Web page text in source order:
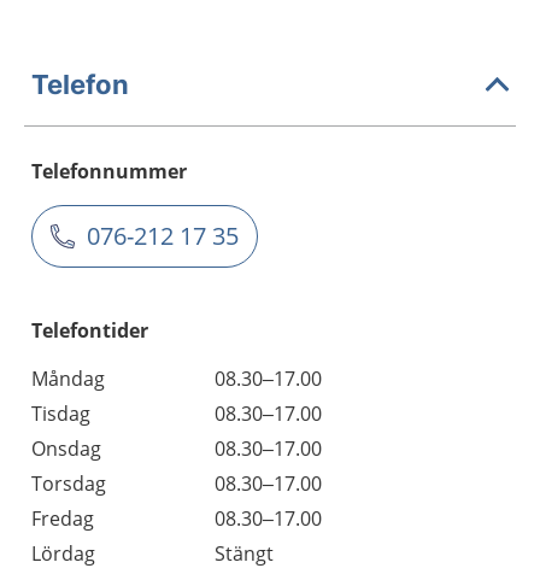
Telefon
Telefonnummer
076-212 17 35
Telefontider
Måndag
08.30–17.00
Tisdag
08.30–17.00
Onsdag
08.30–17.00
Torsdag
08.30–17.00
Fredag
08.30–17.00
Lördag
Stängt